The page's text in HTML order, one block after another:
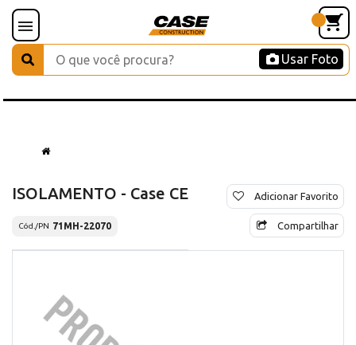
Usar Foto
ISOLAMENTO - Case CE
Cód./PN 71MH-22070
Adicionar Favorito
Compartilhar